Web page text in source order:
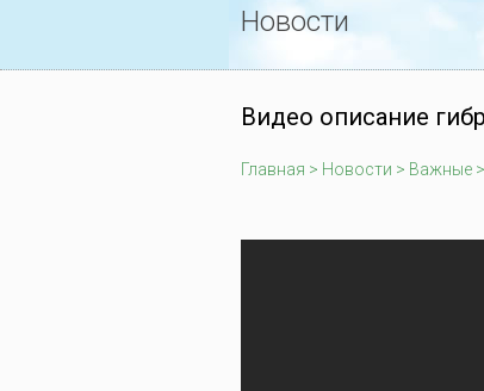
Новости
Видео описание
Главная > Новости > Важные >